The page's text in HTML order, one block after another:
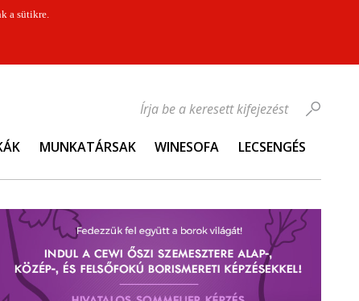
a sütikre.
MUNKATÁRSAK WINESOFA LECSENGÉS
Írja be a keresett kifejezést